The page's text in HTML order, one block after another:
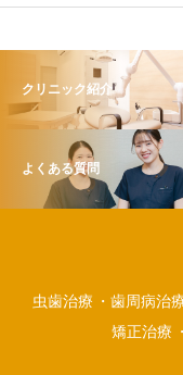
クリニック紹介
よくある質問
虫歯治療 歯周病治
矯正治療